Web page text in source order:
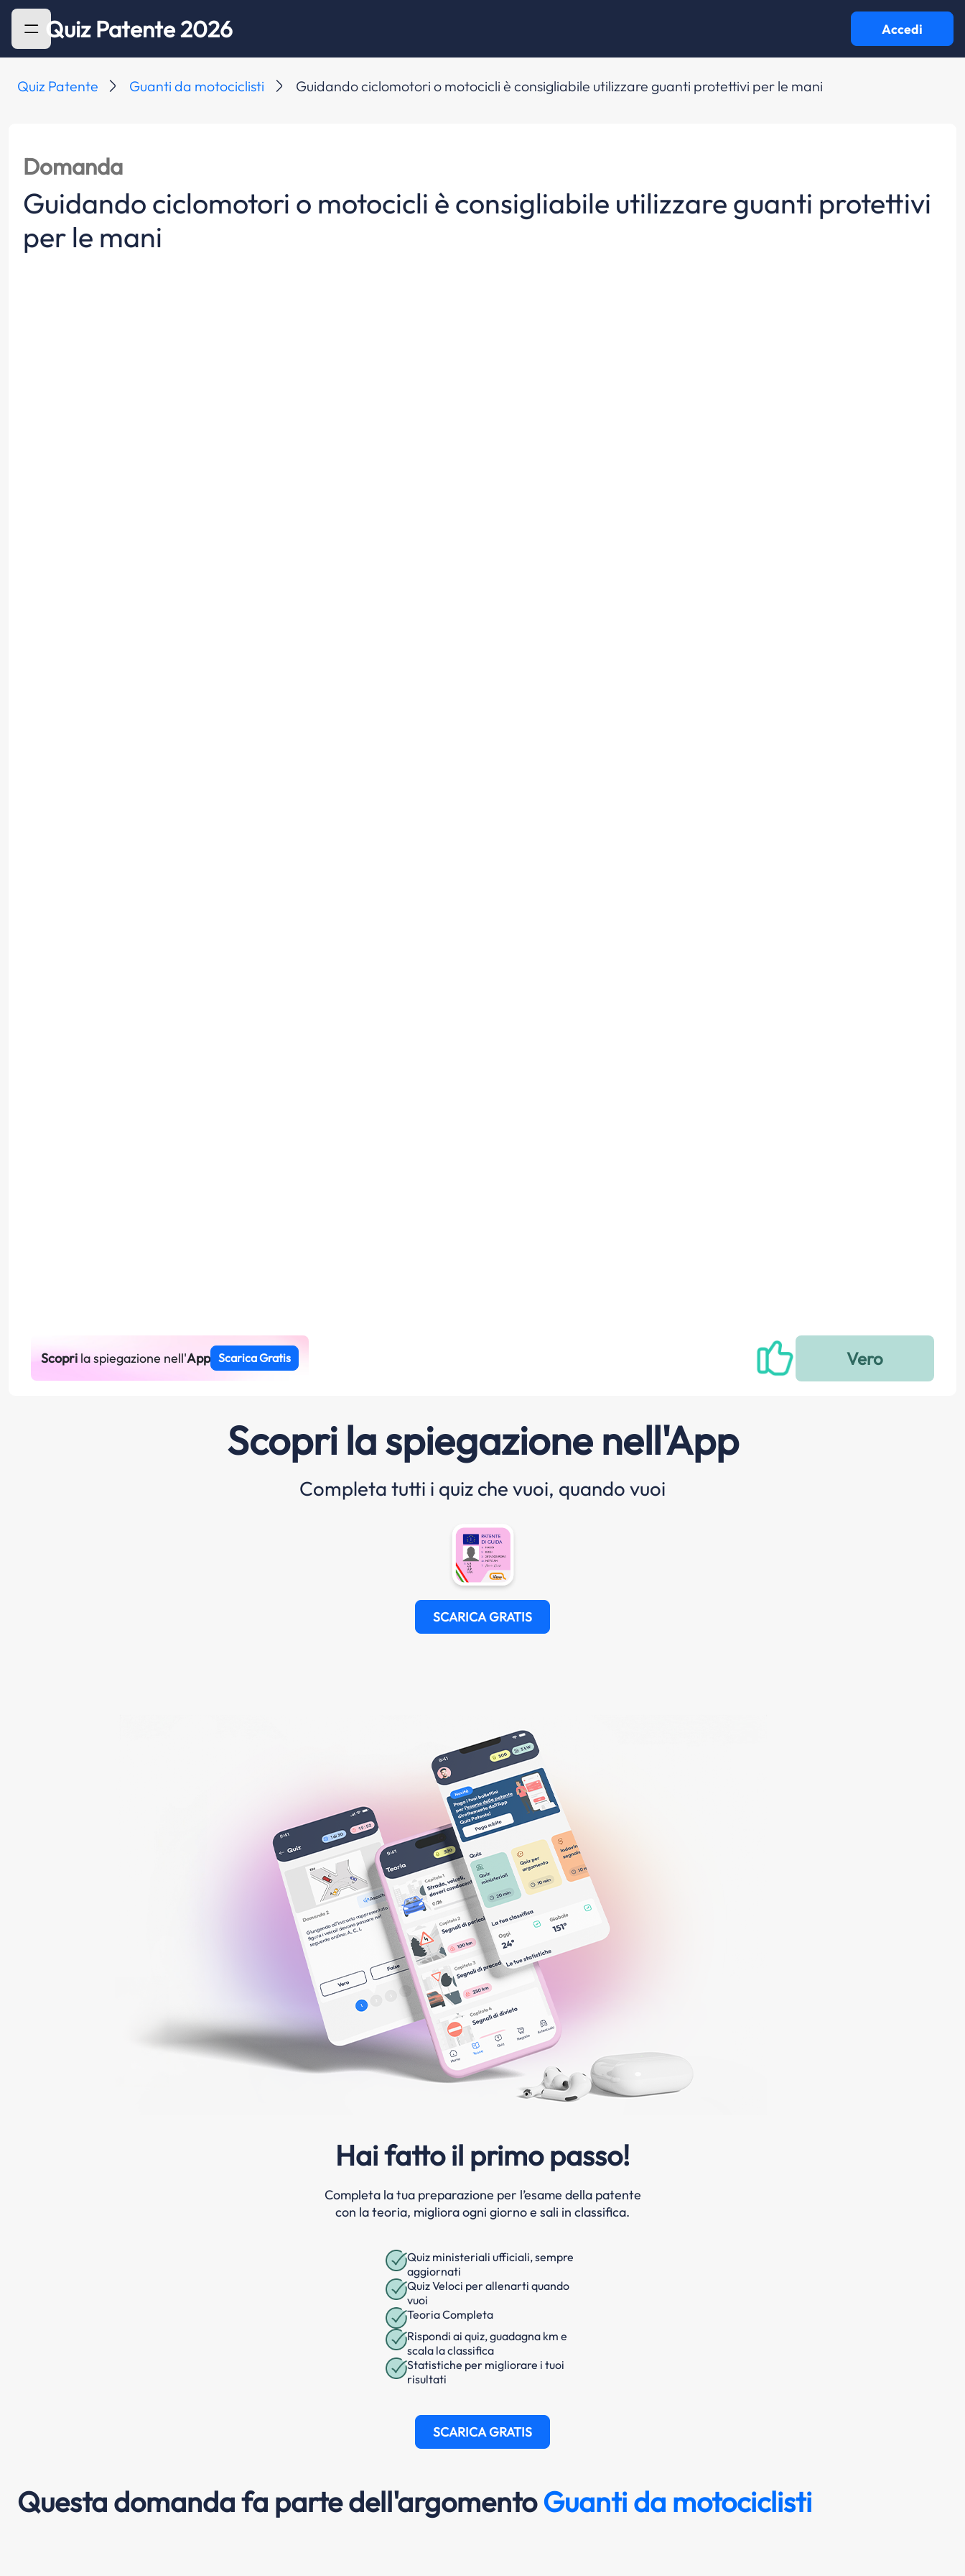
Quiz Patente 2026 Accedi
Quiz Patente Guanti da motociclisti Guidando ciclomotori o motocicli è consigliabile utilizzare guanti protettivi per le mani
Domanda
Guidando ciclomotori o motocicli è consigliabile utilizzare guanti protettivi
per le mani
Scoprila spiegazione nell'App Scarica Gratis
Scopri la spiegazione nell'App
Completa tutti i quiz che vuoi, quando vuoi
SCARICA GRATIS
Hai fatto il primo passo!
Completa la tua preparazione per l’esame della patente
con la teoria, migliora ogni giorno e sali in classifica.
Quiz ministeriali ufficiali, sempre
aggiornati
Quiz Veloci per allenarti quando
vuoi
Teoria Completa
Rispondi ai quiz, guadagna km e
scala la classifica
Statistiche per migliorare i tuoi
risultati
SCARICA GRATIS
Questa domanda fa parte dell'argomentoGuanti da motociclisti